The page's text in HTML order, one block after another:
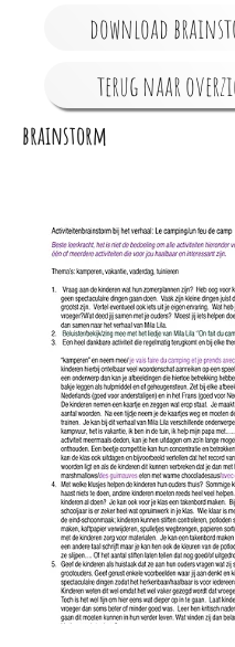
download
terug naar
brainstorm